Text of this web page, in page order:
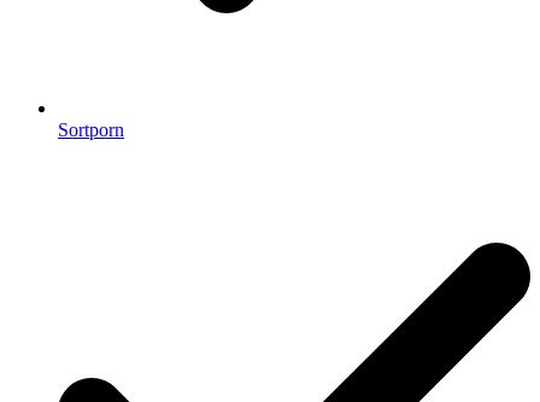
Sortporn